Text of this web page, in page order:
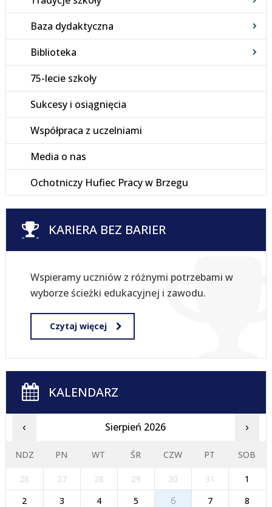
Baza dydaktyczna
Biblioteka
75-lecie szkoły
Sukcesy i osiągnięcia
Współpraca z uczelniami
Media o nas
Ochotniczy Hufiec Pracy w Brzegu
KARIERA BEZ BARIER
Wspieramy uczniów z różnymi potrzebami w
wyborze ścieżki edukacyjnej i zawodu.
Czytaj więcej
KALENDARZ
‹ Sierpień 2026 ›
NDZ PN WT ŚR CZW PT SOB
26 27 28 29 30 31
1
2
3 4 5 6 7
8